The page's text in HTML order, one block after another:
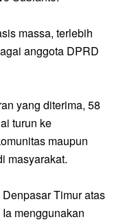
massa, terlebih
anggota DPRD
yang diterima, 58
turun ke
maupun
masyarakat.
Timur atas
menggunakan